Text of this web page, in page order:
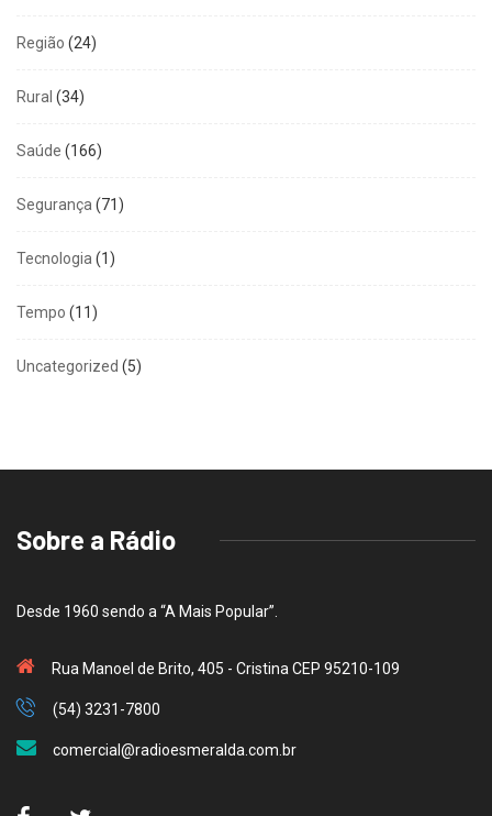
Região (24)
Rural (34)
Saúde (166)
Segurança(71)
Tecnologia(1)
Tempo (11)
Uncategorized (5)
Sobre a Rádio
Desde 1960 sendo a “A Mais Popular”.
Rua Manoel de Brito, 405 - Cristina CEP 95210-109
(54) 3231-7800
comercial@radioesmeralda.com.br